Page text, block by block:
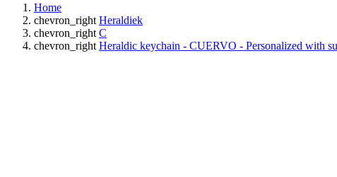
Home
chevron_right Heraldiek
chevron_right C
chevron_right Heraldic keychain - CUERVO - Personalized with